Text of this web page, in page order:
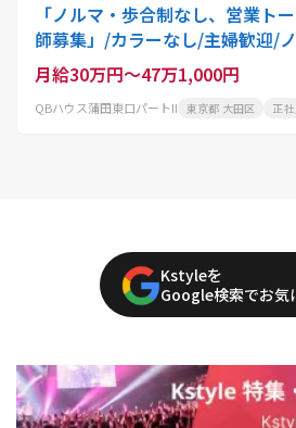
「ノルマ・歩合制なし、営業ト
師募集」/カラーなし/主婦歓迎/
月給30万円～47万1,000円
QBハウス蒲田東口パートII 東京都 大田区 正
Kstyleを
Google検索でお気